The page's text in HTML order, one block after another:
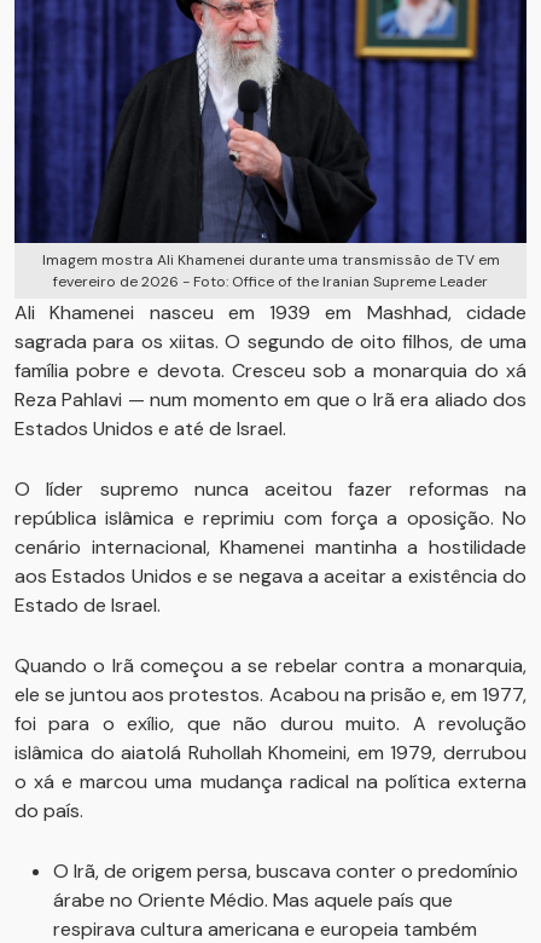
Imagem mostra Ali Khamenei durante uma transmissão de TV em
fevereiro de 2026 - Foto: Office of the Iranian Supreme Leader
Ali Khamenei nasceu em 1939 em Mashhad, cidade
sagrada para os xiitas. O segundo de oito filhos, de uma
família pobre e devota. Cresceu sob a monarquia do xá
Reza Pahlavi — num momento em que o Irã era aliado dos
Estados Unidos e até de Israel.
O líder supremo nunca aceitou fazer reformas na
república islâmica e reprimiu com força a oposição. No
cenário internacional, Khamenei mantinha a hostilidade
aos Estados Unidos e se negava a aceitar a existência do
Estado de Israel.
Quando o Irã começou a se rebelar contra a monarquia,
ele se juntou aos protestos. Acabou na prisão e, em 1977,
foi para o exílio, que não durou muito. A revolução
islâmica do aiatolá Ruhollah Khomeini, em 1979, derrubou
o xá e marcou uma mudança radical na política externa
do país.
O Irã, de origem persa, buscava conter o predomínio
árabe no Oriente Médio. Mas aquele país que
respirava cultura americana e europeia também